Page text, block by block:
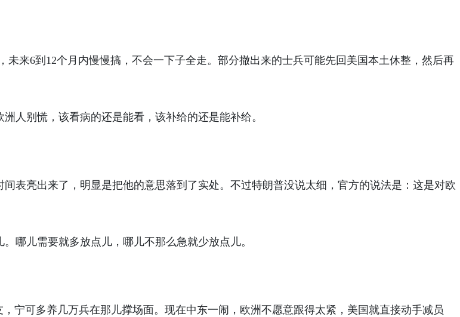
来6到12个月内慢慢搞，不会一下子全走。部分撤出来的士兵可能先回美国本土休整，然后再
人别慌，该看病的还是能看，该补给的还是能补给。
表亮出来了，明显是把他的意思落到了实处。不过特朗普没说太细，官方的说法是：这是对欧
哪儿需要就多放点儿，哪儿不那么急就少放点儿。
宁可多养几万兵在那儿撑场面。现在中东一闹，欧洲不愿意跟得太紧，美国就直接动手减员